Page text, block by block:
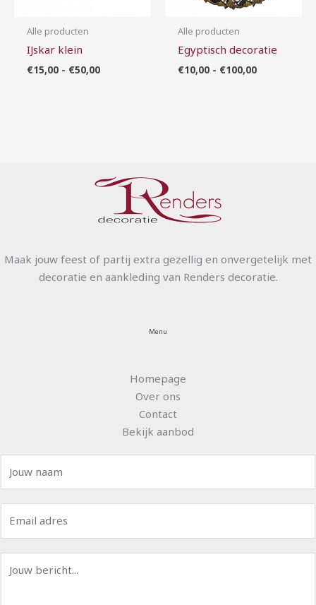
Alle producten
IJskar klein
€15,00 - €50,00
Alle producten
Egyptisch decoratie
€10,00 - €100,00
Maak jouw feest of partij extra gezellig en onvergetelijk met
decoratie en aankleding van Renders decoratie.
Menu
Homepage
Over ons
Contact
Bekijk aanbod